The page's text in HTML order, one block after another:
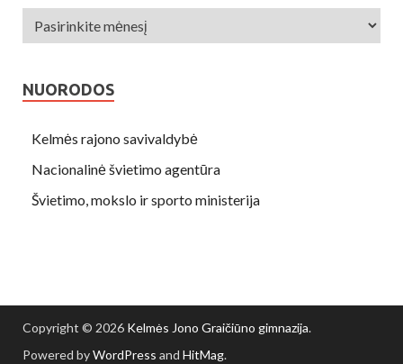
NUORODOS
Kelmės rajono savivaldybė
Nacionalinė švietimo agentūra
Švietimo, mokslo ir sporto ministerija
Copyright © 2026 Kelmės Jono Graičiūno gimnazija.
Powered byWordPress and HitMag.